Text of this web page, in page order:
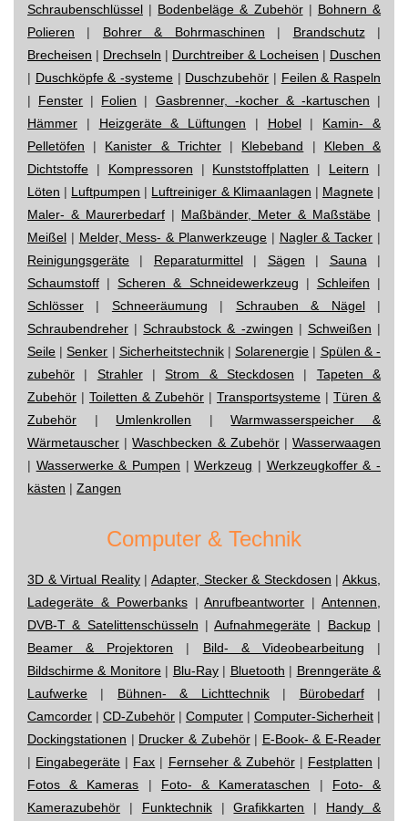
Schraubenschlüssel | Bodenbeläge & Zubehör| Bohnern &
Polieren | Bohrer & Bohrmaschinen | Brandschutz|
Brecheisen | Drechseln | Durchtreiber & Locheisen | Duschen
| Duschköpfe & -systeme | Duschzubehör | Feilen & Raspeln
| Fenster | Folien | Gasbrenner, -kocher & -kartuschen |
Hämmer | Heizgeräte & Lüftungen | Hobel| Kamin- &
Pelletöfen | Kanister & Trichter| Klebeband | Kleben &
Dichtstoffe | Kompressoren | Kunststoffplatten | Leitern |
Löten | Luftpumpen | Luftreiniger & Klimaanlagen | Magnete|
Maler- & Maurerbedarf | Maßbänder, Meter & Maßstäbe |
Meißel | Melder, Mess- & Planwerkzeuge | Nagler & Tacker |
Reinigungsgeräte | Reparaturmittel| Sägen | Sauna |
Schaumstoff |Scheren & Schneidewerkzeug | Schleifen |
Schlösser | Schneeräumung | Schrauben & Nägel|
Schraubendreher |Schraubstock & -zwingen | Schweißen |
Seile |Senker | Sicherheitstechnik|Solarenergie | Spülen & -
zubehör | Strahler|Strom & Steckdosen | Tapeten &
Zubehör | Toiletten & Zubehör | Transportsysteme | Türen &
Zubehör | Umlenkrollen |Warmwasserspeicher &
Wärmetauscher |Waschbecken & Zubehör|Wasserwaagen
| Wasserwerke & Pumpen |Werkzeug | Werkzeugkoffer & -
kästen | Zangen
Computer & Technik
3D & Virtual Reality|Adapter, Stecker & Steckdosen |Akkus,
Ladegeräte & Powerbanks|Anrufbeantworter |Antennen,
DVB-T & Satelittenschüsseln |Aufnahmegeräte | Backup|
Beamer & Projektoren | Bild- & Videobearbeitung |
Bildschirme & Monitore| Blu-Ray| Bluetooth | Brenngeräte &
Laufwerke | Bühnen- & Lichttechnik| Bürobedarf|
Camcorder | CD-Zubehör | Computer | Computer-Sicherheit |
Dockingstationen | Drucker & Zubehör| E-Book- & E-Reader
| Eingabegeräte | Fax | Fernseher & Zubehör| Festplatten |
Fotos & Kameras | Foto- & Kamerataschen | Foto- &
Kamerazubehör | Funktechnik|Grafikkarten | Handy &